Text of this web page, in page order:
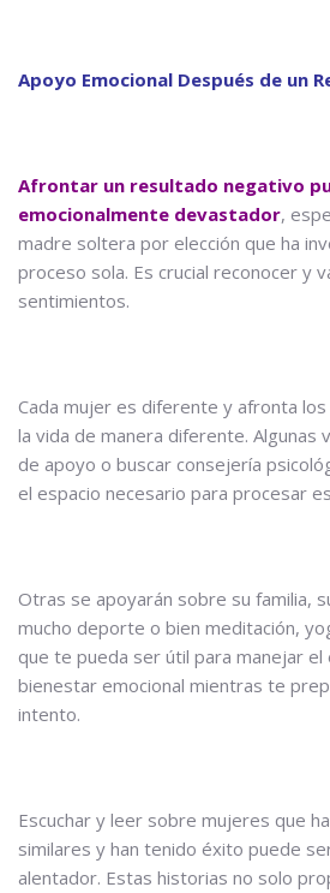
Apoyo Emocional Después de un
Afrontar un resultado negativo
emocionalmente devastador,
madre soltera por elección que ha
proceso sola. Es crucial reconocer y
sentimientos.
Cada mujer es diferente y afronta
la vida de manera diferente. Algunas
de apoyo o buscar consejería
el espacio necesario para procesar
Otras se apoyarán sobre su familia,
mucho deporte o bien meditación,
que te pueda ser útil para manejar
bienestar emocional mientras te
intento.
Escuchar y leer sobre mujeres que
similares y han tenido éxito puede
alentador. Estas historias no solo